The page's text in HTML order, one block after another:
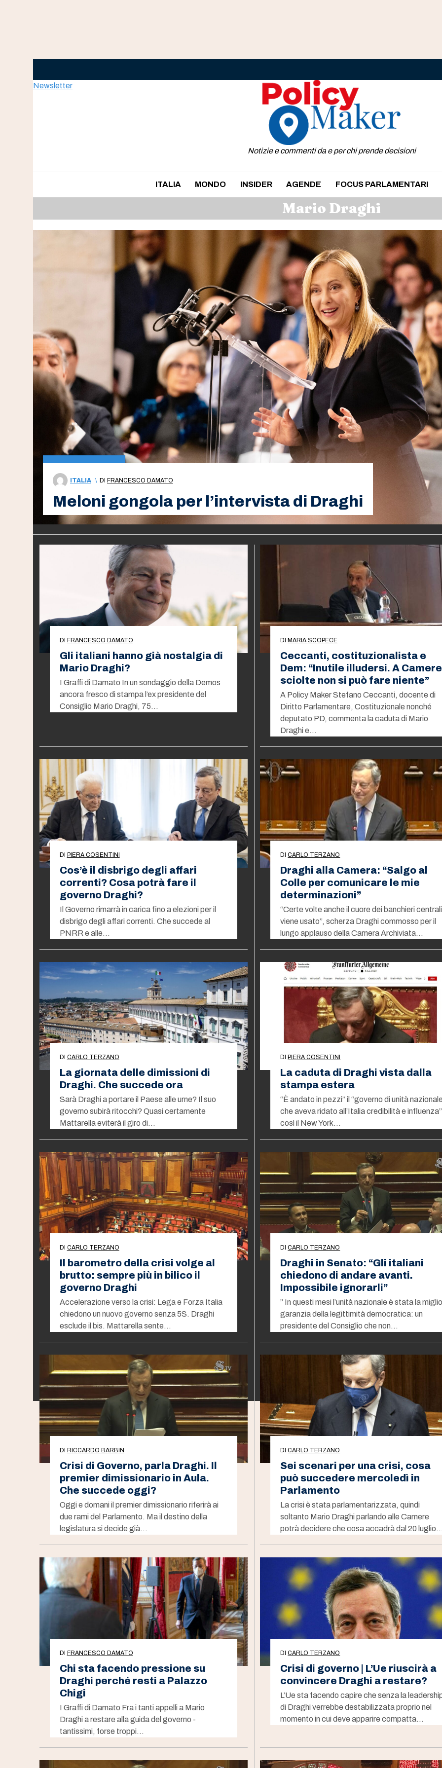
Newsletter
Notizie e commenti da e per chi prende decisioni
ITALIA MONDO INSIDER AGENDE FOCUS PARLAMENTARI
Mario Draghi
ITALIA \ DI FRANCESCO DAMATO
Meloni gongola per l’intervista di Draghi
DI FRANCESCO DAMATO
Gli italiani hanno già nostalgia di
Mario Draghi?
I Graffi di Damato In un sondaggio della Demos
ancora fresco di stampa l’ex presidente del
Consiglio Mario Draghi, 75…
DIMARIA SCOPECE
Ceccanti, costituzionalista e
Dem: “Inutile illudersi. A Camere
sciolte non si può fare niente”
A Policy Maker Stefano Ceccanti, docente di
Diritto Parlamentare, Costituzionale nonché
deputato PD, commenta la caduta di Mario
Draghi e…
DI PIERA COSENTINI
Cos’è il disbrigo degli affari
correnti? Cosa potrà fare il
governo Draghi?
Il Governo rimarrà in carica fino a elezioni per il
disbrigo degli affari correnti. Che succede al
PNRR e alle…
DICARLO TERZANO
Draghi alla Camera: “Salgo al
Colle per comunicare le mie
determinazioni”
“Certe volte anche il cuore dei banchieri centrali
viene usato”, scherza Draghi commosso per il
lungo applauso della Camera Archiviata…
DI CARLO TERZANO
La giornata delle dimissioni di
Draghi. Che succede ora
Sarà Draghi a portare il Paese alle urne? Il suo
governo subirà ritocchi? Quasi certamente
Mattarella eviterà il giro di…
DI PIERA COSENTINI
La caduta di Draghi vista dalla
stampa estera
“È andato in pezzi” il “governo di unità nazionale
che aveva ridato all’Italia credibilità e
così il New York…
DI CARLO TERZANO
Il barometro della crisi volge al
brutto: sempre più in bilico il
governo Draghi
Accelerazione verso la crisi: Lega e Forza Italia
chiedono un nuovo governo senza 5S. Draghi
esclude il bis. Mattarella sente…
DICARLO TERZANO
Draghi in Senato: “Gli italiani
chiedono di andare avanti.
Impossibile ignorarli”
” In questi mesi l’unità nazionale è stata la
garanzia della legittimità democratica: un
presidente del Consiglio che non…
DI RICCARDO BARBIN
Crisi di Governo, parla Draghi. Il
premier dimissionario in Aula.
Che succede oggi?
Oggi e domani il premier dimissionario riferirà ai
due rami del Parlamento. Ma il destino della
legislatura si decide già…
DICARLO TERZANO
Sei scenari per una crisi, cosa
può succedere mercoledì in
Parlamento
La crisi è stata parlamentarizzata, quindi
soltanto Mario Draghi parlando alle Camere
potrà decidere che cosa accadrà dal 20 luglio…
DI FRANCESCO DAMATO
Chi sta facendo pressione su
Draghi perché resti a Palazzo
Chigi
I Graffi di Damato Fra i tanti appelli a Mario
Draghi a restare alla guida del governo -
tantissimi, forse troppi…
DICARLO TERZANO
Crisi di governo | L’Ue riuscirà a
convincere Draghi a restare?
L’Ue sta facendo capire che senza la
di Draghi verrebbe destabilizzata proprio nel
momento in cui deve apparire compatta…